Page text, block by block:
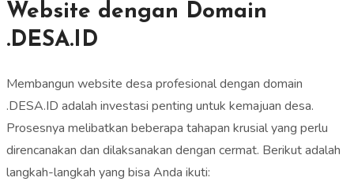
Website dengan Domain
.DESA.ID
Membangun website desa profesional dengan domain
.DESA.ID adalah investasi penting untuk kemajuan desa.
Prosesnya melibatkan beberapa tahapan krusial yang perlu
direncanakan dan dilaksanakan dengan cermat. Berikut adalah
langkah-langkah yang bisa Anda ikuti: